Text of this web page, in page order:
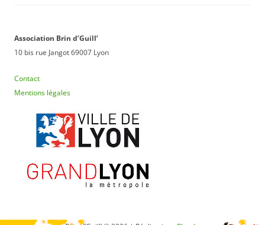
Association Brin d’Guill’
10 bis rue Jangot 69007 Lyon
Contact
Mentions légales